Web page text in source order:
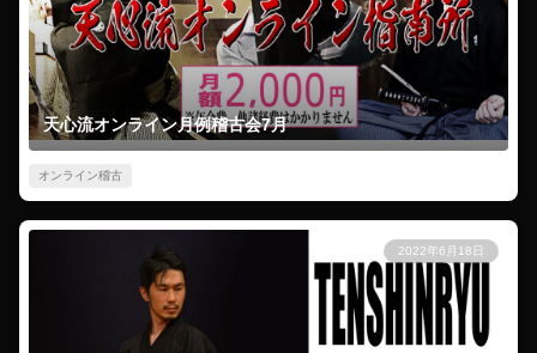
オンライン稽古
天心流オンライン月例稽古会7月
2022年6月18日